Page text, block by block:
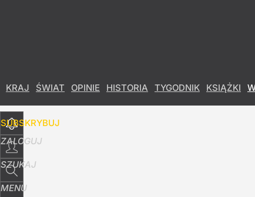
KRAJ ŚWIAT OPINIE HISTORIA TYGODNIK KSIĄŻKI
SUBSKRYBUJ
ZALOGUJ
SZUKAJ
MENU